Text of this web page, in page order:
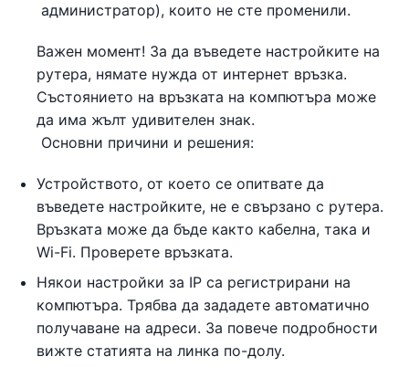
администратор), които не сте променили.
Важен момент! За да въведете настройките на
рутера, нямате нужда от интернет връзка.
Състоянието на връзката на компютъра може
да има жълт удивителен знак.
Основни причини и решения:
Устройството, от което се опитвате да
въведете настройките, не е свързано с рутера.
Връзката може да бъде както кабелна, така и
Wi-Fi. Проверете връзката.
Някои настройки за IP са регистрирани на
компютъра. Трябва да зададете автоматично
получаване на адреси. За повече подробности
вижте статията на линка по-долу.